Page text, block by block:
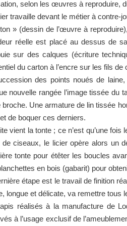
selon les œuvres à reproduire,
travaille devant le métier à contre-
» (dessin de l’œuvre à
réelle est placé au dessus de
sur des calques (écriture
du carton à l’encre sur les fils de
des points noués de
nouvelle rangée l’image tissée du
broche. Une armature de lin tissée
de boquer ces derniers.
vient la tonte ; ce n’est qu’une
de ciseaux, le licier opère alors un
tonte pour étêter les boucles
en bois (gabarit) pour
étape est le travail de finition
longue et délicate, va remettre tous
réalisés à la manufacture de
à l’usage exclusif de